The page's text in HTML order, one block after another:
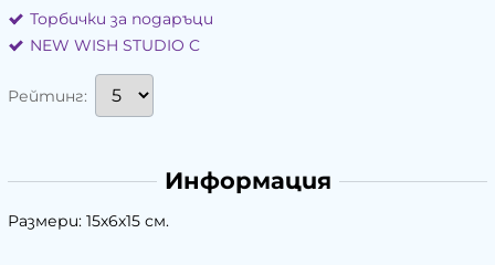
Торбички за подаръци
NEW WISH STUDIO C
Рейтинг:
Информация
Размери: 15х6х15 см.